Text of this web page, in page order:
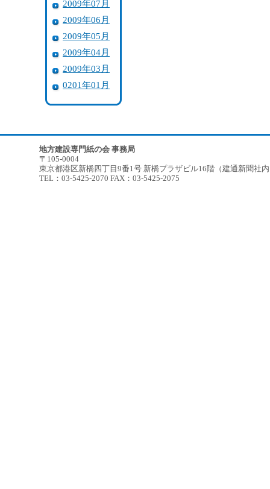
2009年07月
2009年06月
2009年05月
2009年04月
2009年03月
0201年01月
地方建設専門紙の会 事務局
〒105-0004
東京都港区新橋四丁目9番1号 新橋プラザビル16階（建通新聞社
TEL：03-5425-2070 FAX：03-5425-2075